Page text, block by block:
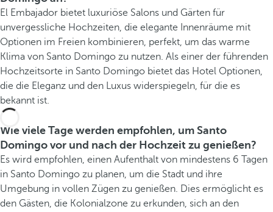
El Embajador bietet luxuriöse Salons und Gärten für
unvergessliche Hochzeiten, die elegante Innenräume mit
Optionen im Freien kombinieren, perfekt, um das warme
Klima von Santo Domingo zu nutzen. Als einer der führenden
Hochzeitsorte in Santo Domingo bietet das Hotel Optionen,
die die Eleganz und den Luxus widerspiegeln, für die es
bekannt ist.
Wie viele Tage werden empfohlen, um Santo
Domingo vor und nach der Hochzeit zu genießen?
Es wird empfohlen, einen Aufenthalt von mindestens 6 Tagen
in Santo Domingo zu planen, um die Stadt und ihre
Umgebung in vollen Zügen zu genießen. Dies ermöglicht es
den Gästen, die Kolonialzone zu erkunden, sich an den